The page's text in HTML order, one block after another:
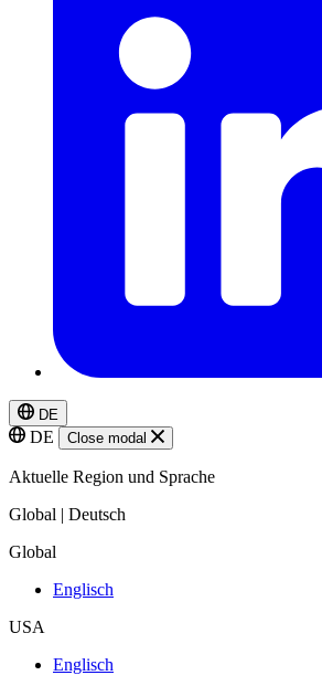
DE
DE Close modal
Aktuelle Region und Sprache
Global | Deutsch
Global
Englisch
USA
Englisch